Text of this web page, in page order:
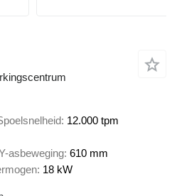
12.000 tpm
asbeweging 610 mm
18 kW